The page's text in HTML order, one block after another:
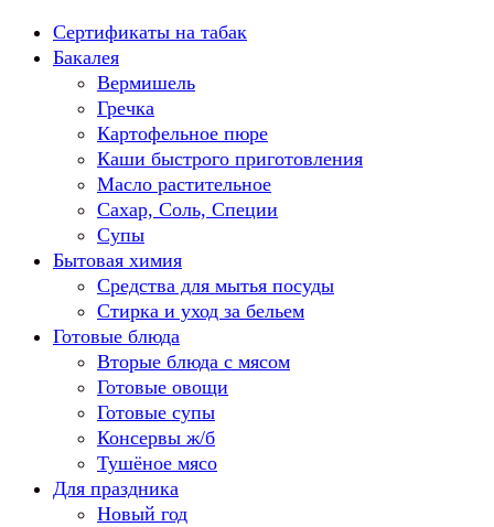
Перейти
содержанию
Сертификаты на табак
Бакалея
Вермишель
Гречка
Картофельное пюре
Каши быстрого приготовления
Масло растительное
Сахар, Соль, Специи
Супы
Бытовая химия
Средства для мытья посуды
Стирка и уход за бельем
Готовые блюда
Вторые блюда с мясом
Готовые овощи
Готовые супы
Консервы ж/б
Тушёное мясо
Для праздника
Новый год